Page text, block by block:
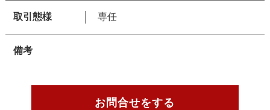
取引態様 専任
備考
お問合せをする